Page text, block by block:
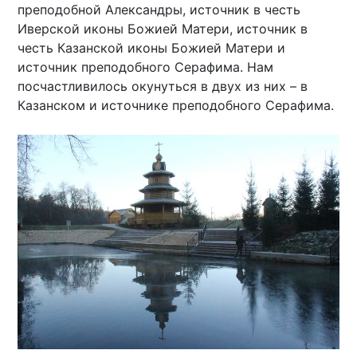
преподобной Александры, источник в честь
Иверской иконы Божией Матери, источник в
честь Казанской иконы Божией Матери и
источник преподобного Серафима. Нам
посчастливилось окунуться в двух из них – в
Казанском и источнике преподобного Серафима.